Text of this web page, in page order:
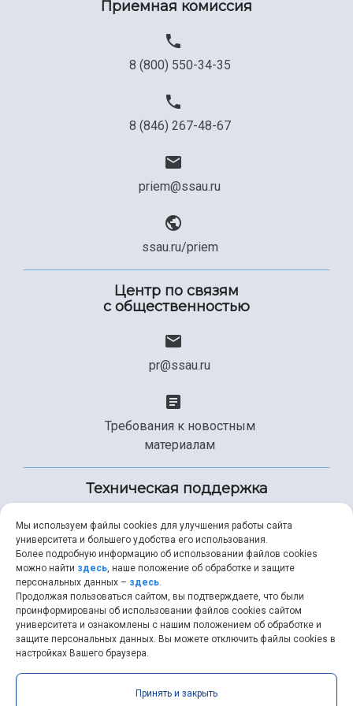
Официальные документы
Приемная комиссия
8 (800) 550-34-35
8 (846) 267-48-67
priem@ssau.ru
ssau.ru/priem
Центр по связям
с общественностью
pr@ssau.ru
Требования к новостным
материалам
Техническая поддержка
+7 (846) 267-49-99
help@ssau.ru
Самарский университет © 2026 |ssau.ru
Мы используем файлы cookies для улучшения работы сайта
университета и большего удобства его использования.
Более подробную информацию об использовании файлов cookies
можно найти здесь, наше положение об обработке и защите
персональных данных – здесь.
Продолжая пользоваться сайтом, вы подтверждаете, что были
проинформированы об использовании файлов cookies сайтом
университета и ознакомлены с нашим положением об обработке и
защите персональных данных. Вы можете отключить файлы cookies в
настройках Вашего браузера.
Принять и закрыть